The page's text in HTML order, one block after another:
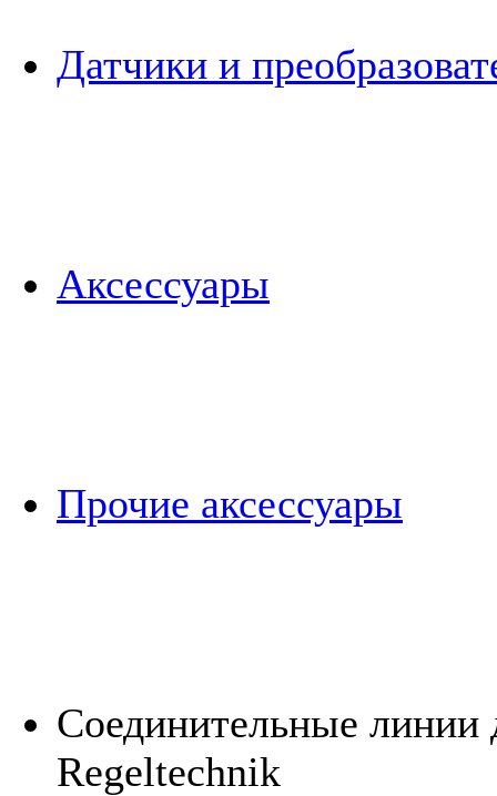
Датчики и
Аксессуары
Прочие аксессуары
Соединительные линии
Regeltechnik